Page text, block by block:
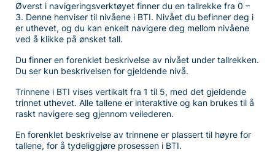
Øverst i navigeringsverktøyet finner du en tallrekke fra 0 –
3. Denne henviser til nivåene i BTI. Nivået du befinner deg i
er uthevet, og du kan enkelt navigere deg mellom nivåene
ved å klikke på ønsket tall.
Du finner en forenklet beskrivelse av nivået under tallrekken.
Du ser kun beskrivelsen for gjeldende nivå.
Trinnene i BTI vises vertikalt fra 1 til 5, med det gjeldende
trinnet uthevet. Alle tallene er interaktive og kan brukes til å
raskt navigere seg gjennom veilederen.
En forenklet beskrivelse av trinnene er plassert til høyre for
tallene, for å tydeliggjøre prosessen i BTI.